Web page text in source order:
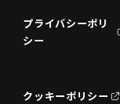
プライバシーポリ
シー
クッキーポリシー